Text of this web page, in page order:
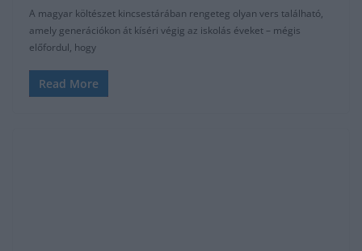
A magyar költészet kincsestárában rengeteg olyan vers található,
amely generációkon át kíséri végig az iskolás éveket – mégis
előfordul, hogy
Read More